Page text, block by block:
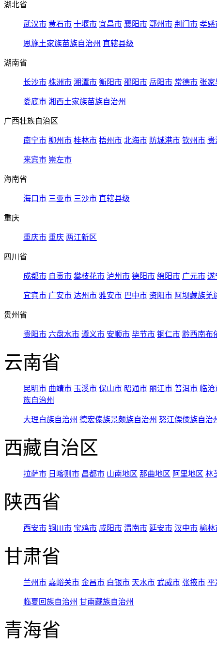
湖北省
武汉市 黄石市 十堰市 宜昌市 襄阳市 鄂州市 荆门市 孝感
恩施土家族苗族自治州 直辖县级
湖南省
长沙市 株洲市 湘潭市 衡阳市 邵阳市 岳阳市 常德市 张家
娄底市 湘西土家族苗族自治州
广西壮族自治区
南宁市 柳州市 桂林市 梧州市 北海市 防城港市 钦州市 贵
来宾市 崇左市
海南省
海口市 三亚市 三沙市 直辖县级
重庆
重庆市 重庆 两江新区
四川省
成都市 自贡市 攀枝花市 泸州市 德阳市 绵阳市 广元市 遂
宜宾市 广安市 达州市 雅安市 巴中市 资阳市 阿坝藏族羌
贵州省
贵阳市 六盘水市 遵义市 安顺市 毕节市 铜仁市 黔西南布
云南省
昆明市 曲靖市 玉溪市 保山市 昭通市 丽江市 普洱市 临
族自治州
大理白族自治州 德宏傣族景颇族自治州 怒江傈僳族自治
西藏自治区
拉萨市 日喀则市 昌都市 山南地区 那曲地区 阿里地区 林
陕西省
西安市 铜川市 宝鸡市 咸阳市 渭南市 延安市 汉中市 榆林
甘肃省
兰州市 嘉峪关市 金昌市 白银市 天水市 武威市 张掖市 平
临夏回族自治州 甘南藏族自治州
青海省